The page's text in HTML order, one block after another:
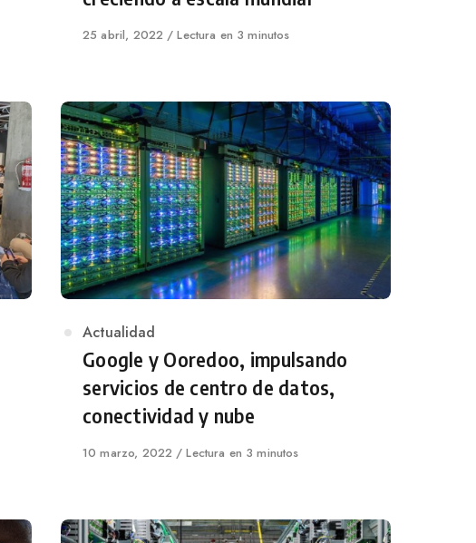
Published
25 abril, 2022 Lectura en 3 minutos
Category
Actualidad
Google y Ooredoo, impulsando
servicios de centro de datos,
conectividad y nube
Published
10 marzo, 2022 Lectura en 3 minutos